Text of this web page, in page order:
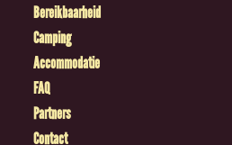
Bereikbaarheid
Camping
Accommodatie
FAQ
Partners
Contact